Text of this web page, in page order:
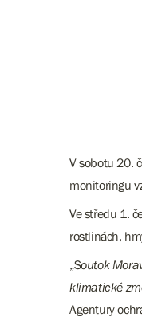
V sobotu 20.
monitoringu
Ve středu 1.
rostlinách,
„Soutok
klimatické
Agentury